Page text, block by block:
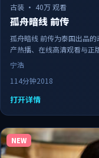
古装 · 40万 观看
孤舟暗线 前传
孤舟暗线 前传为泰国出品
产热播、在线高清观看与正
作为日常追剧与家庭观影的
宁浩
114分钟2018
打开详情
NEW